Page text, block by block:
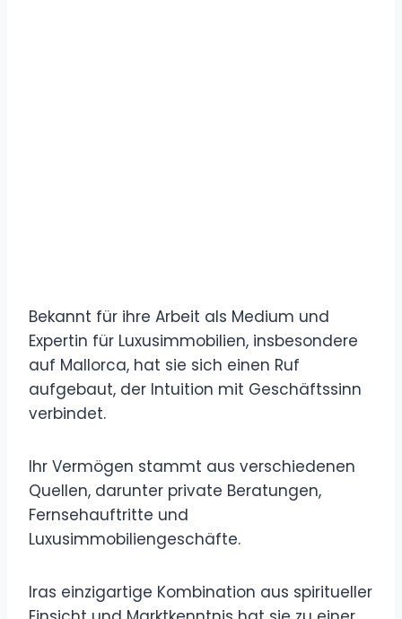
Bekannt für ihre Arbeit als Medium und
Expertin für Luxusimmobilien, insbesondere
auf Mallorca, hat sie sich einen Ruf
aufgebaut, der Intuition mit Geschäftssinn
verbindet.
Ihr Vermögen stammt aus verschiedenen
Quellen, darunter private Beratungen,
Fernsehauftritte und
Luxusimmobiliengeschäfte.
Iras einzigartige Kombination aus spiritueller